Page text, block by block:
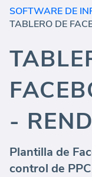
SOFTWARE DE
-
Plantilla de
control de